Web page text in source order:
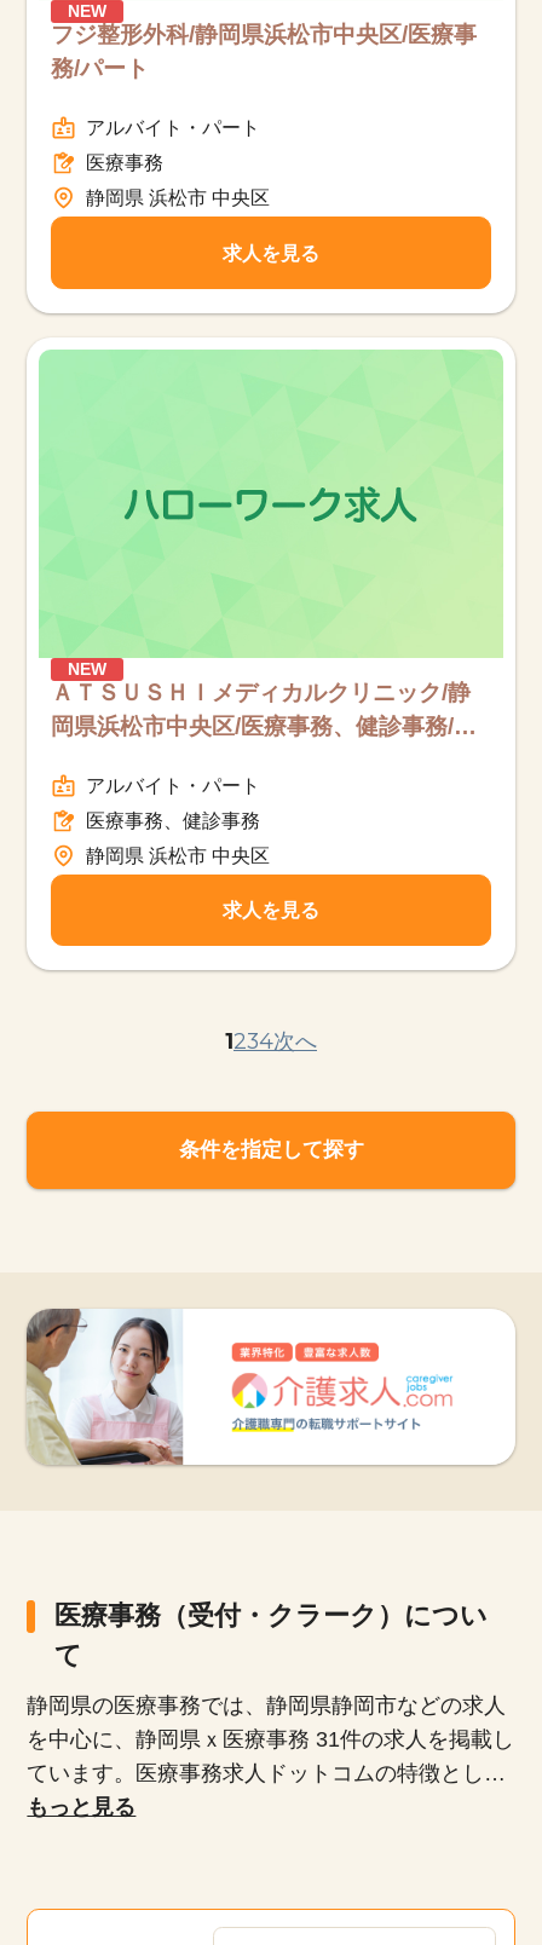
NEW
フジ整形外科/静岡県浜松市中央区/医療事
務/パート
アルバイト・パート
医療事務
静岡県 浜松市 中央区
求人を見る
NEW
ＡＴＳＵＳＨＩメディカルクリニック/静
岡県浜松市中央区/医療事務、健診事務/
アルバイト・パート
医療事務、健診事務
静岡県 浜松市 中央区
求人を見る
1234次へ
条件を指定して探す
医療事務（受付・クラーク）につい
て
静岡県の医療事務では、静岡県静岡市などの求人
を中心に、静岡県ｘ医療事務 31件の求人を掲載し
ています。医療事務求人ドットコムの特徴とし
て、正社員、派遣社員、扶養内パート、時短勤務
介します。未経験者や無資格者、ブランクがある
もっと見る
該当件数
17,050